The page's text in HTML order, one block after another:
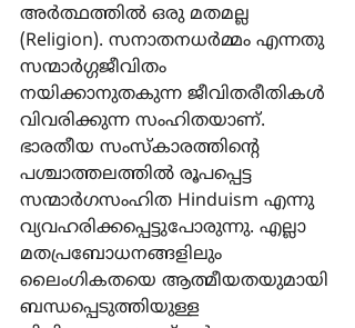
അര്‍ത്ഥത്തില്‍ ഒരു മതമല്ല
(Religion). സനാതനധര്‍മ്മം എന്നതു
സന്മാര്‍ഗ്ഗജീവിതം
നയിക്കാനുതകുന്ന ജീവിതരീതികള്‍
വിവരിക്കുന്ന സംഹിതയാണ്.
ഭാരതീയ സംസ്കാരത്തിന്‍റെ
പശ്ചാത്തലത്തില്‍ രൂപപ്പെട്ട
സന്മാര്‍ഗസംഹിത Hinduism എന്നു
വ്യവഹരിക്കപ്പെട്ടുപോരുന്നു. എല്ലാ
മതപ്രബോധനങ്ങളിലും
ലൈംഗികതയെ ആത്മീയതയുമായി
ബന്ധപ്പെടുത്തിയുള്ള